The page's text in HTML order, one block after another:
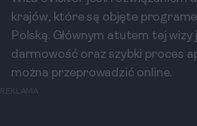
krajów, które są objęte
Polską. Głównym atutem tej wizy
darmowość oraz szybki proces
można przeprowadzić online.
REKLAMA